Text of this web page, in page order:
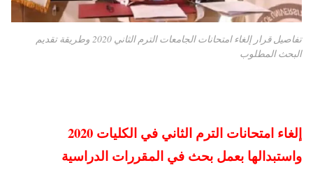
تفاصيل قرار إلغاء امتحانات الجامعات الترم الثاني 2020 وطريقة تقديم
البحث المطلوب
إلغاء امتحانات الترم الثاني في الكليات 2020
واستبدالها بعمل بحث في المقررات الدراسية